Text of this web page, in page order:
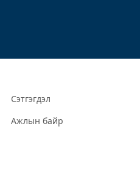
Сэтгэгдэл
Ажлын байр